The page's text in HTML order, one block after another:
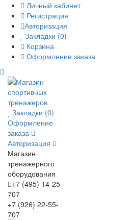
Личный кабинет
Регистрация
Авторизация
Закладки (0)
Корзина
Оформление заказа
Закладки (0)
Оформление
заказа
Авторизация
Магазин
тренажерного
оборудования
+7 (495) 14-25-
707
+7 (926) 22-55-
707